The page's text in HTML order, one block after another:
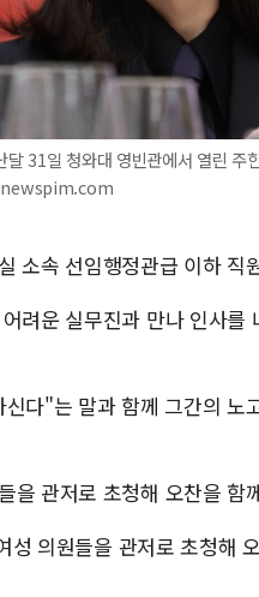
31일 청와대 영빈관에서 열린 주
소속 선임행정관급 이하 직
려운 실무진과 만나 인사를
다"는 말과 함께 그간의 노
을 관저로 초청해 오찬을 함
의원들을 관저로 초청해